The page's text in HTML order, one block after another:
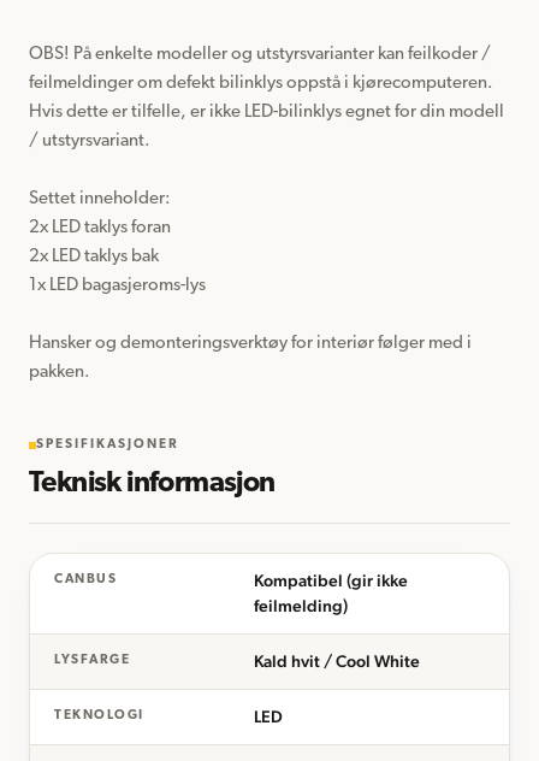
OBS! På enkelte modeller og utstyrsvarianter kan feilkoder /
feilmeldinger om defekt bilinklys oppstå i kjørecomputeren.
Hvis dette er tilfelle, er ikke LED-bilinklys egnet for din modell
/ utstyrsvariant.
Settet inneholder:
2x LED taklys foran
2x LED taklys bak
1x LED bagasjeroms-lys
Hansker og demonteringsverktøy for interiør følger med i
SPESIFIKASJONER
Teknisk informasjon
CANBUS
Kompatibel (gir ikke
feilmelding)
LYSFARGE Kald hvit / Cool White
TEKNOLOGI LED